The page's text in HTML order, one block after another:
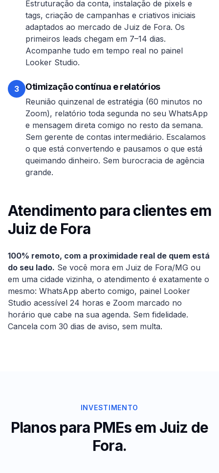
Estruturação da conta, instalação de pixels e
tags, criação de campanhas e criativos iniciais
adaptados ao mercado de Juiz de Fora. Os
primeiros leads chegam em 7–14 dias.
Acompanhe tudo em tempo real no painel
Looker Studio.
3 Otimização contínua e relatórios
Reunião quinzenal de estratégia (60 minutos no
Zoom), relatório toda segunda no seu WhatsApp
e mensagem direta comigo no resto da semana.
Sem gerente de contas intermediário. Escalamos
o que está convertendo e pausamos o que está
queimando dinheiro. Sem burocracia de agência
grande.
Atendimento para clientes em
Juiz de Fora
100% remoto, com a proximidade real de quem está
do seu lado. Se você mora em Juiz de Fora/MG ou
em uma cidade vizinha, o atendimento é exatamente o
mesmo: WhatsApp aberto comigo, painel Looker
Studio acessível 24 horas e Zoom marcado no
horário que cabe na sua agenda. Sem fidelidade.
Cancela com 30 dias de aviso, sem multa.
INVESTIMENTO
Planos para PMEs em Juiz de
Fora.